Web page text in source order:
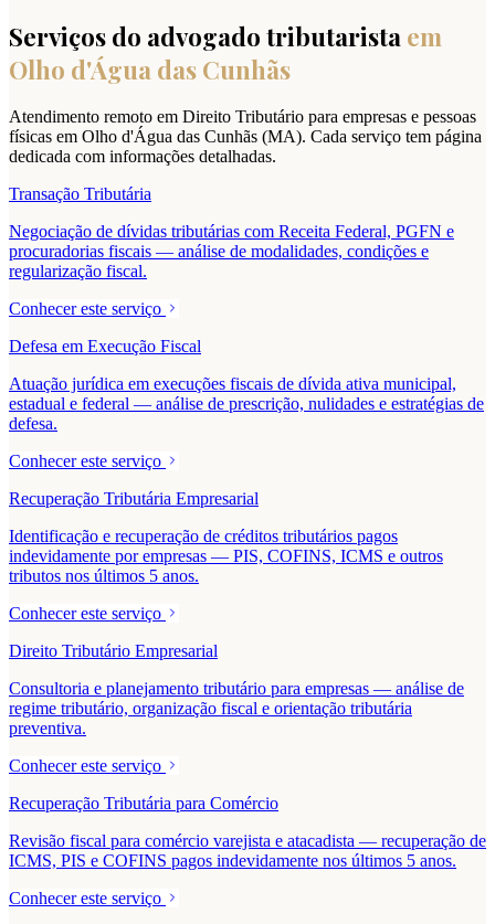
Serviços do advogado tributarista em
Olho d'Água das Cunhãs
Atendimento remoto em Direito Tributário para empresas e pessoas
físicas em Olho d'Água das Cunhãs (MA). Cada serviço tem página
dedicada com informações detalhadas.
Transação Tributária
Negociação de dívidas tributárias com Receita Federal, PGFN e
procuradorias fiscais — análise de modalidades, condições e
regularização fiscal.
Conhecer este serviço
Defesa em Execução Fiscal
Atuação jurídica em execuções fiscais de dívida ativa municipal,
estadual e federal — análise de prescrição, nulidades e estratégias de
defesa.
Conhecer este serviço
Recuperação Tributária Empresarial
Identificação e recuperação de créditos tributários pagos
indevidamente por empresas — PIS, COFINS, ICMS e outros
tributos nos últimos 5 anos.
Conhecer este serviço
Direito Tributário Empresarial
Consultoria e planejamento tributário para empresas — análise de
regime tributário, organização fiscal e orientação tributária
preventiva.
Conhecer este serviço
Recuperação Tributária para Comércio
Revisão fiscal para comércio varejista e atacadista — recuperação de
ICMS, PIS e COFINS pagos indevidamente nos últimos 5 anos.
Conhecer este serviço